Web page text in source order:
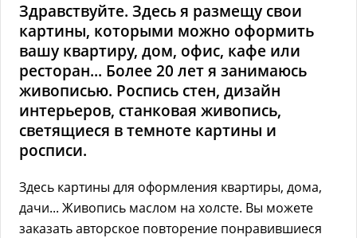
Здравствуйте. Здесь я размещу свои
картины, которыми можно оформить
вашу квартиру, дом, офис, кафе или
ресторан... Более 20 лет я занимаюсь
живописью. Роспись стен, дизайн
интерьеров, станковая живопись,
светящиеся в темноте картины и
росписи.
Здесь картины для оформления квартиры, дома,
дачи... Живопись маслом на холсте. Вы можете
заказать авторское повторение понравившиеся